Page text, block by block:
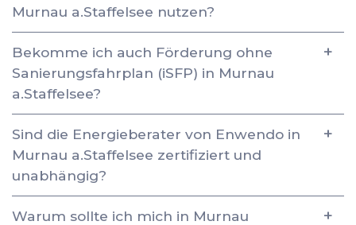
Murnau a.Staffelsee nutzen?
Bekomme ich auch Förderung ohne
Sanierungsfahrplan (iSFP) in Murnau
a.Staffelsee?
Sind die Energieberater von Enwendo in
Murnau a.Staffelsee zertifiziert und
unabhängig?
Warum sollte ich mich in Murnau